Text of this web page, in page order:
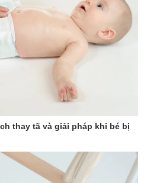
thay tã và giải pháp khi bé bị